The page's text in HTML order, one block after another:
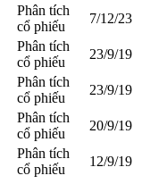
Phân tích
cổ phiếu
7/12/23
Phân tích
cổ phiếu
23/9/19
Phân tích
cổ phiếu
23/9/19
Phân tích
cổ phiếu
20/9/19
Phân tích
cổ phiếu
12/9/19